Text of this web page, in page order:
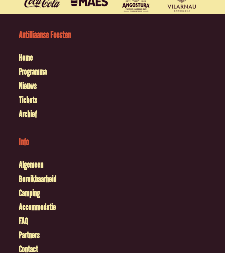
Antilliaanse Feesten
Home
Programma
Nieuws
Tickets
Archief
Info
Algemeen
Bereikbaarheid
Camping
Accommodatie
FAQ
Partners
Contact